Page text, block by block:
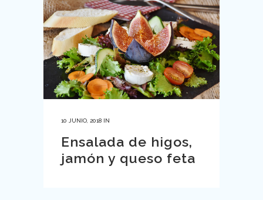
10 JUNIO, 2018 IN
Ensalada de higos,
jamón y queso feta